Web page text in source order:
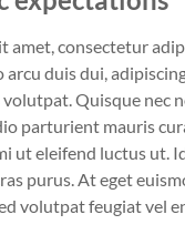
amet, consectetur
duis dui,
Quisque nec
parturient mauris
ut eleifend luctus ut.
purus. At eget
volutpat feugiat vel